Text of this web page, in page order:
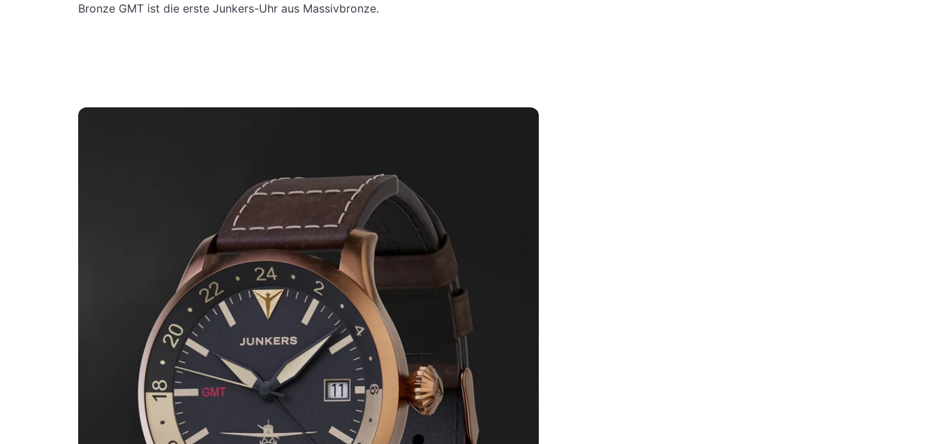
Bronze GMT ist die erste Junkers-Uhr aus Massivbronze.